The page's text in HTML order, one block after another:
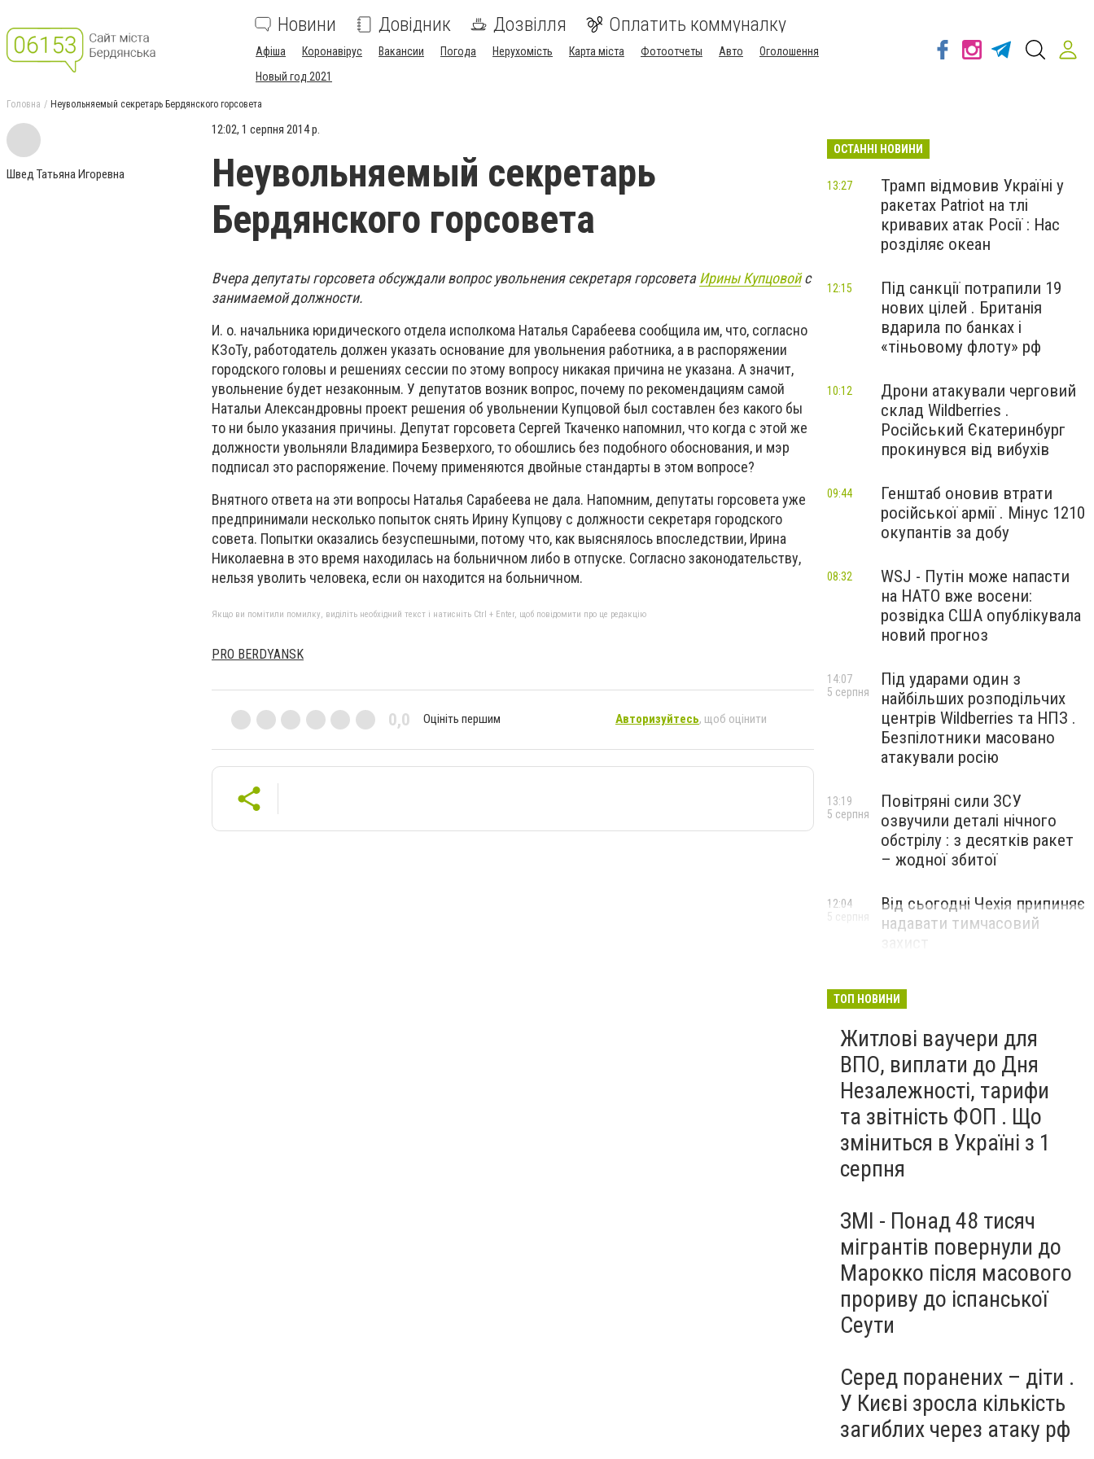
Новини Довідник Дозвілля Оплатить коммуналку
Афіша Коронавірус Вакансии Погода Нерухомість Карта міста Фотоотчеты Авто
Оголошення
Новый год 2021
Головна Неувольняемый секретарь Бердянского горсовета
Швед Татьяна Игоревна
12:02, 1 серпня 2014 р.
Неувольняемый секретарь
Бердянского горсовета
Вчера депутаты горсовета обсуждали вопрос увольнения секретаря горсоветаИрины Купцовойс
занимаемой должности.
И. о. начальника юридического отдела исполкома Наталья Сарабеева сообщила им, что, согласно
КЗоТу, работодатель должен указать основание для увольнения работника, а в распоряжении
городского головы и решениях сессии по этому вопросу никакая причина не указана. А значит,
увольнение будет незаконным. У депутатов возник вопрос, почему по рекомендациям самой
Натальи Александровны проект решения об увольнении Купцовой был составлен без какого бы
то ни было указания причины. Депутат горсовета Сергей Ткаченко напомнил, что когда с этой же
должности увольняли Владимира Безверхого, то обошлись без подобного обоснования, и мэр
подписал это распоряжение. Почему применяются двойные стандарты в этом вопросе?
Внятного ответа на эти вопросы Наталья Сарабеева не дала. Напомним, депутаты горсовета уже
предпринимали несколько попыток снять Ирину Купцову с должности секретаря городского
совета. Попытки оказались безуспешными, потому что, как выяснялось впоследствии, Ирина
Николаевна в это время находилась на больничном либо в отпуске. Согласно законодательству,
нельзя уволить человека, если он находится на больничном.
Якщо ви помітили помилку, виділіть необхідний текст і натисніть Ctrl + Enter, щоб повідомити про це редакцію
PRO BERDYANSK
0,0 Оцініть першим Авторизуйтесь, щоб оцінити
ОСТАННІ НОВИНИ
Трамп відмовив Україні у
ракетах Patriot на тлі
кривавих атак Росії : Нас
розділяє океан
13:27
Під санкції потрапили 19
нових цілей . Британія
вдарила по банках і
«тіньовому флоту» рф
12:15
Дрони атакували черговий
склад Wildberries .
Російський Єкатеринбург
прокинувся від вибухів
10:12
Генштаб оновив втрати
російської армії . Мінус 1210
окупантів за добу
09:44
WSJ - Путін може напасти
на НАТО вже восени:
розвідка США опублікувала
новий прогноз
08:32
Під ударами один з
найбільших розподільчих
центрів Wildberries та НПЗ .
Безпілотники масовано
атакували росію
14:07
5 серпня
Повітряні сили ЗСУ
озвучили деталі нічного
обстрілу : з десятків ракет
– жодної збитої
13:19
5 серпня
Від сьогодні Чехія припиняє
надавати тимчасовий
12:04
5 серпня
ТОП НОВИНИ
Житлові ваучери для
ВПО, виплати до Дня
Незалежності, тарифи
та звітність ФОП . Що
зміниться в Україні з 1
серпня
ЗМІ - Понад 48 тисяч
мігрантів повернули до
Марокко після масового
прориву до іспанської
Сеути
Серед поранених – діти .
У Києві зросла кількість
загиблих через атаку рф